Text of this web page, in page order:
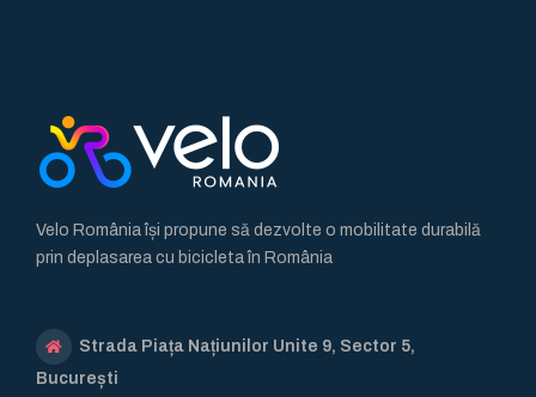
Velo România își propune să dezvolte o mobilitate durabilă
prin deplasarea cu bicicleta în România
Strada Piața Națiunilor Unite 9, Sector 5,
București